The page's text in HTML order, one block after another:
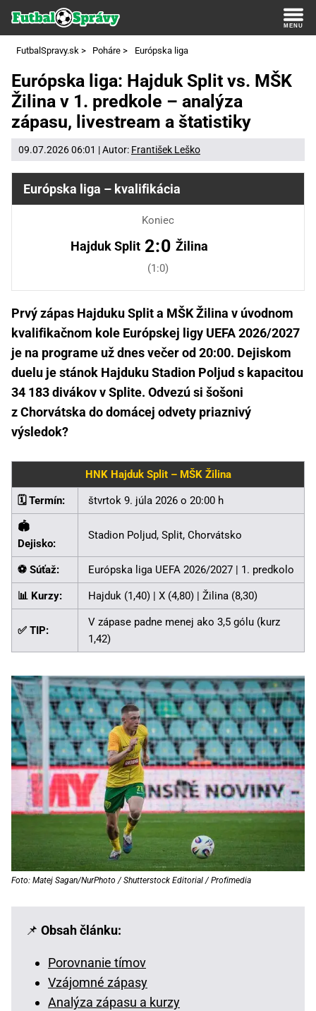
FutbalSpravy.sk > Poháre > Európska liga
Európska liga: Hajduk Split vs. MŠK
Žilina v 1. predkole – analýza
zápasu, livestream a štatistiky
09.07.2026 06:01 | Autor: František Leško
Európska liga – kvalifikácia
Koniec
Hajduk Split 2:0 Žilina
(1:0)
Prvý zápas Hajduku Split a MŠK Žilina v úvodnom
kvalifikačnom kole Európskej ligy UEFA 2026/2027
je na programe už dnes večer od 20:00. Dejiskom
duelu je stánok Hajduku Stadion Poljud s kapacitou
34 183 divákov v Splite. Odvezú si šošoni
z Chorvátska do domácej odvety priaznivý
výsledok?
HNK Hajduk Split – MŠK Žilina
🗓️ Termín: štvrtok 9. júla 2026 o 20:00 h
🏟️
Dejisko:
Stadion Poljud, Split, Chorvátsko
⚽ Súťaž: Európska liga UEFA 2026/2027 | 1. predkolo
📊 Kurzy: Hajduk (1,40) | X (4,80) | Žilina (8,30)
✅ TIP:
V zápase padne menej ako 3,5 gólu (kurz
1,42)
Foto: Matej Sagan/NurPhoto / Shutterstock Editorial / Profimedia
📌 Obsah článku:
Porovnanie tímov
Vzájomné zápasy
Analýza zápasu a kurzy